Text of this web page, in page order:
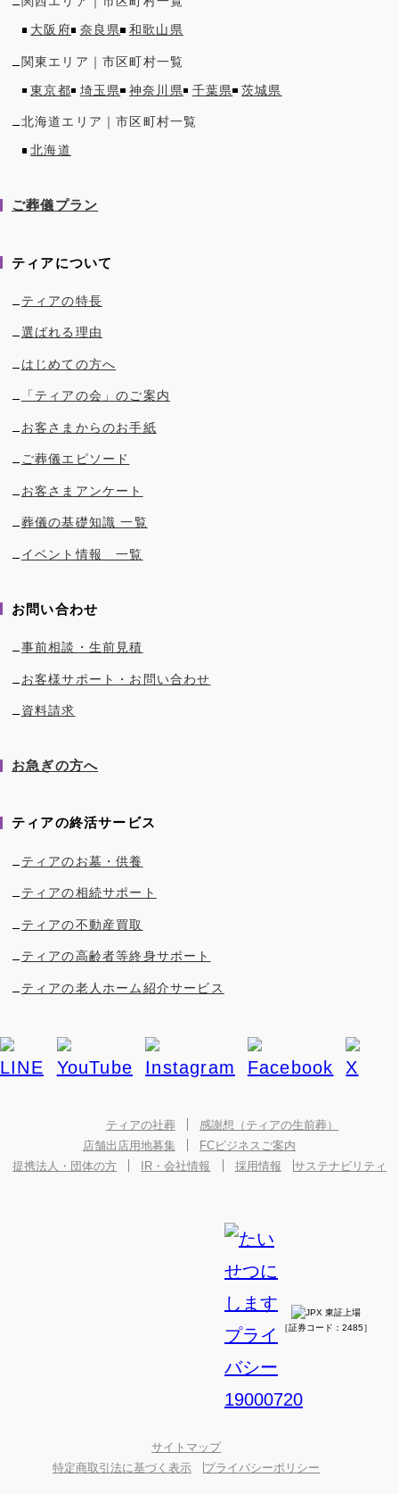
大阪府
奈良県 和歌山県
関東エリア｜市区町村一覧
東京都
埼玉県 神奈川県 千葉県 茨城県
北海道エリア｜市区町村一覧
北海道
ご葬儀プラン
ティアについて
ティアの特長
選ばれる理由
はじめての方へ
「ティアの会」のご案内
お客さまからのお手紙
ご葬儀エピソード
お客さまアンケート
葬儀の基礎知識 一覧
イベント情報 一覧
お問い合わせ
事前相談・生前見積
お客様サポート・お問い合わせ
資料請求
お急ぎの方へ
ティアの終活サービス
ティアのお墓・供養
ティアの相続サポート
ティアの不動産買取
ティアの高齢者等終身サポート
ティアの老人ホーム紹介サービス
ティアの社葬
感謝想（ティアの生前葬）
店舗出店用地募集
FCビジネスご案内
提携法人・団体の方
IR・会社情報 採用情報 サステナビリティ
［証券コード：2485］
サイトマップ
特定商取引法に基づく表示
プライバシーポリシー